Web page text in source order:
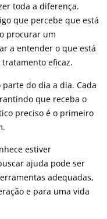
toda a diferença.
que percebe que está
procurar um
a entender o que está
eficaz.
parte do dia a dia. Cada
que receba o
preciso é o primeiro
estiver
ajuda pode ser
adequadas,
e para uma vida